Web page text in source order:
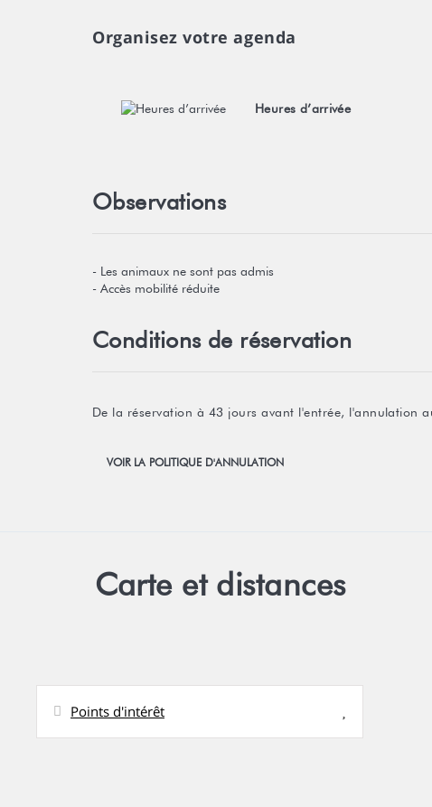
Organisez votre agenda
Heures d’arrivée
Observations
- Les animaux ne sont pas admis
- Accès mobilité réduite
Conditions de réservation
De la réservation à 43 jours avant l'entrée, l'annulation
VOIR LA POLITIQUE D'ANNULATION
Carte et distances
Points d'intérêt